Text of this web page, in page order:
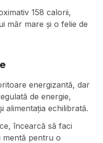
158 calorii,
măr mare și o felie de
energizantă, dar
de energie,
alimentația echilibrată.
încearcă să faci
mentă pentru o